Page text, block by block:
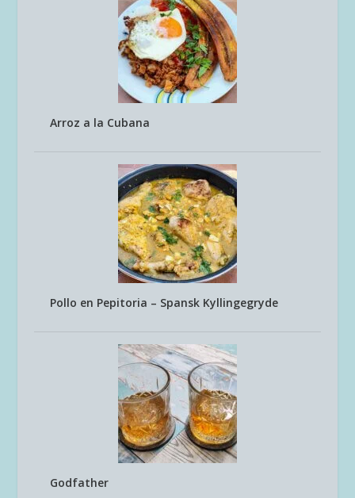
Arroz a la Cubana
Pollo en Pepitoria – Spansk Kyllingegryde
Godfather